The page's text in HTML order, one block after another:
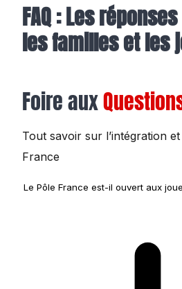
FAQ : Les
les familles et les
Foire aux
Tout savoir sur l’intégration
France
Le Pôle France est-il ouvert aux